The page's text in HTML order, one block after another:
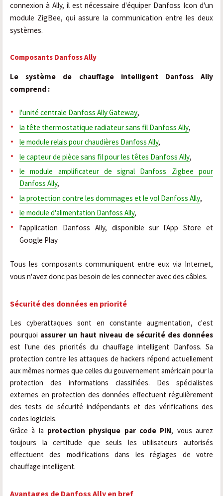
connexion à Ally, il est nécessaire d'équiper Danfoss Icon d'un
module ZigBee, qui assure la communication entre les deux
systèmes.
Composants Danfoss Ally
Le système de chauffage intelligent Danfoss Ally
comprend :
l'unité centrale Danfoss Ally Gateway,
la tête thermostatique radiateur sans fil Danfoss Ally,
le module relais pour chaudières Danfoss Ally,
le capteur de pièce sans fil pour les têtes Danfoss Ally,
le module amplificateur de signal Danfoss Zigbee pour
Danfoss Ally,
la protection contre les dommages et le vol Danfoss Ally,
le module d'alimentation Danfoss Ally,
l'application Danfoss Ally, disponible sur l'App Store et
Google Play
Tous les composants communiquent entre eux via Internet,
vous n'avez donc pas besoin de les connecter avec des câbles.
Sécurité des données en priorité
Les cyberattaques sont en constante augmentation, c'est
pourquoi assurer un haut niveau de sécurité des données
est l'une des priorités du chauffage intelligent Danfoss. Sa
protection contre les attaques de hackers répond actuellement
aux mêmes normes que celles du gouvernement américain pour la
protection des informations classifiées. Des spécialistes
externes en protection des données effectuent régulièrement
des tests de sécurité indépendants et des vérifications des
codes logiciels.
Grâce à la protection physique par code PIN, vous aurez
toujours la certitude que seuls les utilisateurs autorisés
effectuent des modifications dans les réglages de votre
chauffage intelligent.
Avantages de Danfoss Ally en bref